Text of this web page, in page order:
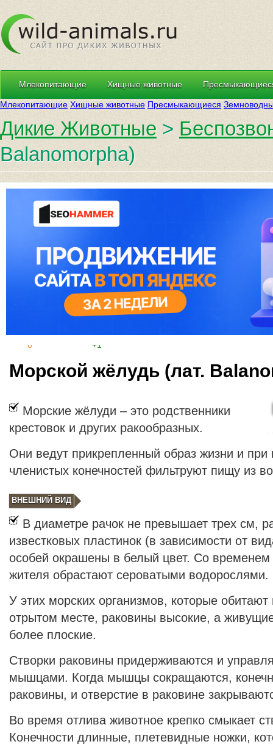
Млекопитающие Хищные животные
Млекопитающие Хищные животные Пресмыкающиеся
Дикие Животные >
Balanomorpha)
Морской жёлудь (лат.
Морские жёлуди – это родственники
крестовок и других ракообразных.
Они ведут прикрепленный образ жизни и
членистых конечностей фильтруют пищу из
ВНЕШНИЙ ВИД
В диаметре рачок не превышает трех см,
известковых пластинок (в зависимости от
особей окрашены в белый цвет. Со временем
жителя обрастают сероватыми водорослями.
У этих морских организмов, которые
отрытом месте, раковины высокие, а
более плоские.
Створки раковины придерживаются и
мышцами. Когда мышцы сокращаются,
раковины, и отверстие в раковине
Во время отлива животное крепко смыкает
Конечности длинные, плетевидные ножки,
+1
0